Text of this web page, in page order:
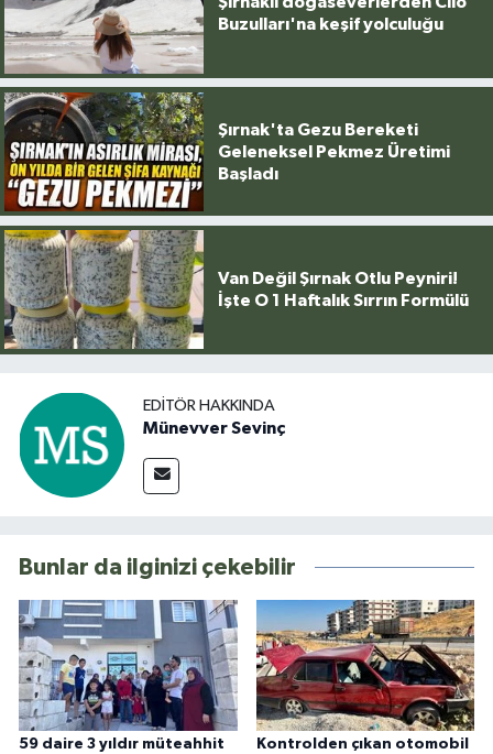
Buzulları'na keşif yolculuğu
Şırnak'ta Gezu Bereketi
Geleneksel Pekmez Üretimi
Başladı
Van Değil Şırnak Otlu Peyniri!
İşte O 1 Haftalık Sırrın Formülü
EDITÖR HAKKINDA
Münevver Sevinç
Bunlar da ilginizi çekebilir
59 daire 3 yıldır müteahhit
Kontrolden çıkan otomobil